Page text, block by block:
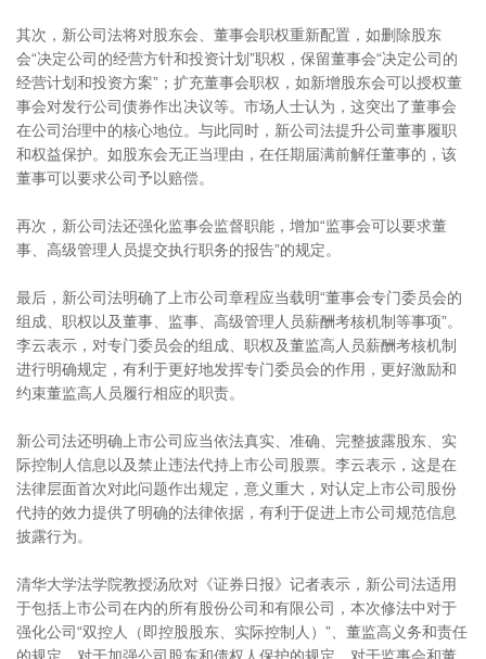
其次，新公司法将对股东会、董事会职权重新配置，如删除股东
会“决定公司的经营方针和投资计划”职权，保留董事会“决定公司的
经营计划和投资方案”；扩充董事会职权，如新增股东会可以授权董
事会对发行公司债券作出决议等。市场人士认为，这突出了董事会
在公司治理中的核心地位。与此同时，新公司法提升公司董事履职
和权益保护。如股东会无正当理由，在任期届满前解任董事的，该
董事可以要求公司予以赔偿。
再次，新公司法还强化监事会监督职能，增加“监事会可以要求董
事、高级管理人员提交执行职务的报告”的规定。
最后，新公司法明确了上市公司章程应当载明“董事会专门委员会的
组成、职权以及董事、监事、高级管理人员薪酬考核机制等事项”。
李云表示，对专门委员会的组成、职权及董监高人员薪酬考核机制
进行明确规定，有利于更好地发挥专门委员会的作用，更好激励和
约束董监高人员履行相应的职责。
新公司法还明确上市公司应当依法真实、准确、完整披露股东、实
际控制人信息以及禁止违法代持上市公司股票。李云表示，这是在
法律层面首次对此问题作出规定，意义重大，对认定上市公司股份
代持的效力提供了明确的法律依据，有利于促进上市公司规范信息
披露行为。
清华大学法学院教授汤欣对《证券日报》记者表示，新公司法适用
于包括上市公司在内的所有股份公司和有限公司，本次修法中对于
强化公司“双控人（即控股股东、实际控制人）”、董监高义务和责任